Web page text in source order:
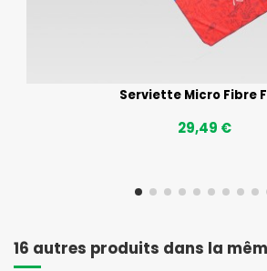
Serviette Micro Fibre
29,49 €
16 autres produits dans la